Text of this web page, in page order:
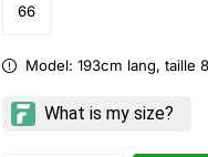
66
Model: 193cm lang, taille